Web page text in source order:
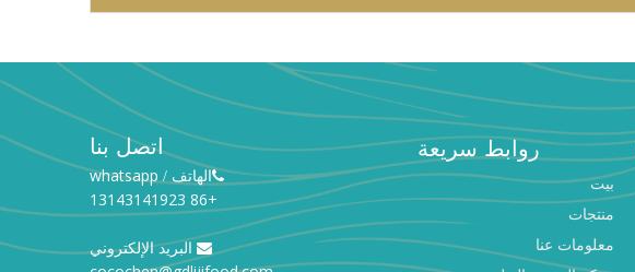
روابط سريعة
بيت
منتجات
معلومات عنا
اتصل بنا
الهاتف /
whatsapp
+86 13143141923
 البريد الإلكتروني